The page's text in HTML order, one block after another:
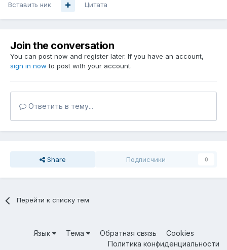
Вставить ник Цитата
Join the conversation
You can post now and register later. If you have an account,
sign in now to post with your account.
Ответить в тему...
Share Подписчики 0
Перейти к списку тем
Язык Тема Обратная связь
Cookies
Политика конфиденциальности